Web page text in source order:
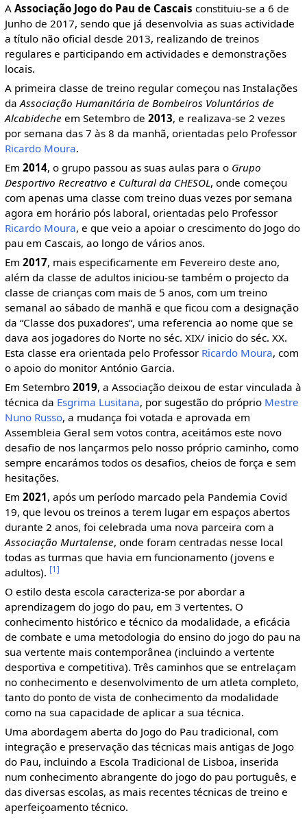
A Associação Jogo do Pau de Cascais constituiu-se a 6 de
Junho de 2017, sendo que já desenvolvia as suas actividade
a título não oficial desde 2013, realizando de treinos
regulares e participando em actividades e demonstrações
locais.
A primeira classe de treino regular começou nas Instalações
da Associação Humanitária de Bombeiros Voluntários de
Alcabideche em Setembro de 2013, e realizava-se 2 vezes
por semana das 7 às 8 da manhã, orientadas pelo Professor
Ricardo Moura.
Em 2014, o grupo passou as suas aulas para o Grupo
Desportivo Recreativo e Cultural da CHESOL, onde começou
com apenas uma classe com treino duas vezes por semana
agora em horário pós laboral, orientadas pelo Professor
Ricardo Moura, e que veio a apoiar o crescimento do Jogo do
pau em Cascais, ao longo de vários anos.
Em 2017, mais especificamente em Fevereiro deste ano,
além da classe de adultos iniciou-se também o projecto da
classe de crianças com mais de 5 anos, com um treino
semanal ao sábado de manhã e que ficou com a designação
da “Classe dos puxadores“, uma referencia ao nome que se
dava aos jogadores do Norte no séc. XIX/ inicio do séc. XX.
Esta classe era orientada pelo Professor Ricardo Moura, com
o apoio do monitor António Garcia.
Em Setembro 2019, a Associação deixou de estar vinculada à
técnica da Esgrima Lusitana, por sugestão do próprio Mestre
Nuno Russo, a mudança foi votada e aprovada em
Assembleia Geral sem votos contra, aceitámos este novo
desafio de nos lançarmos pelo nosso próprio caminho, como
sempre encarámos todos os desafios, cheios de força e sem
hesitações.
Em 2021, após um período marcado pela Pandemia Covid
19, que levou os treinos a terem lugar em espaços abertos
durante 2 anos, foi celebrada uma nova parceira com a
Associação Murtalense, onde foram centradas nesse local
todas as turmas que havia em funcionamento (jovens e
adultos). [1]
O estilo desta escola caracteriza-se por abordar a
aprendizagem do jogo do pau, em 3 vertentes. O
conhecimento histórico e técnico da modalidade, a eficácia
de combate e uma metodologia do ensino do jogo do pau na
sua vertente mais contemporânea (incluindo a vertente
desportiva e competitiva). Três caminhos que se entrelaçam
no conhecimento e desenvolvimento de um atleta completo,
tanto do ponto de vista de conhecimento da modalidade
como na sua capacidade de aplicar a sua técnica.
Uma abordagem aberta do Jogo do Pau tradicional, com
integração e preservação das técnicas mais antigas de Jogo
do Pau, incluindo a Escola Tradicional de Lisboa, inserida
num conhecimento abrangente do jogo do pau português, e
das diversas escolas, as mais recentes técnicas de treino e
aperfeiçoamento técnico.